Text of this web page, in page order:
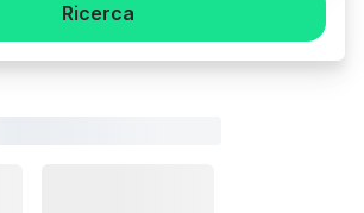
Ricerca